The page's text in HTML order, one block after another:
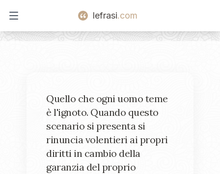
Open main menu
lefrasi.com
Quello che ogni uomo teme
è l'ignoto. Quando questo
scenario si presenta si
rinuncia volentieri ai propri
diritti in cambio della
garanzia del proprio